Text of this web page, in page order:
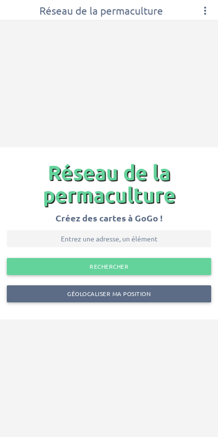
Réseau de la permaculture
Réseau de la
permaculture
Créez des cartes à GoGo !
RECHERCHER
GÉOLOCALISER MA POSITION